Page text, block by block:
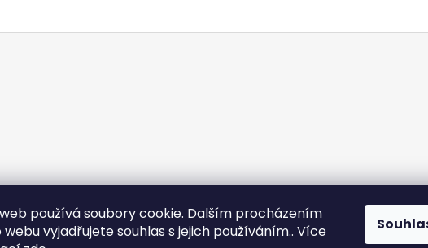
používá soubory cookie. Dalším procházením
vyjadřujete souhlas s jejich používáním.. Více
Vinařství W18